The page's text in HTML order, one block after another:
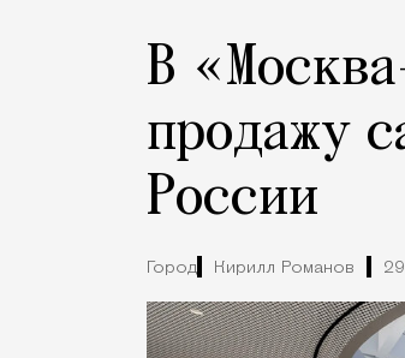
В
продажу
России
Город Кирилл Романов